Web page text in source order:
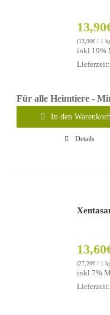
13,90
(13,90€ / 1
inkl 19%
Für alle Heimtiere -
In den
Details
13,60
(27,20€ / 1
inkl 7%